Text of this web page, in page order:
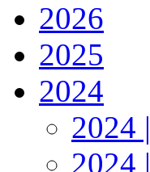
2026
2025
2024
2024
2024